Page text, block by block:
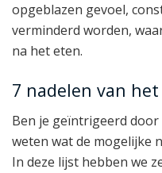
opgeblazen gevoel,
verminderd worden,
na het eten.
7 nadelen van
Ben je geïntrigeerd
weten wat de mogelijke
In deze lijst hebben we